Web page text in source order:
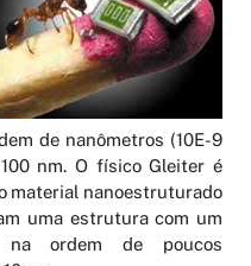
de nanômetros (10E-9
nm. O físico Gleiter é
material nanoestruturado
uma estrutura com um
na ordem de poucos